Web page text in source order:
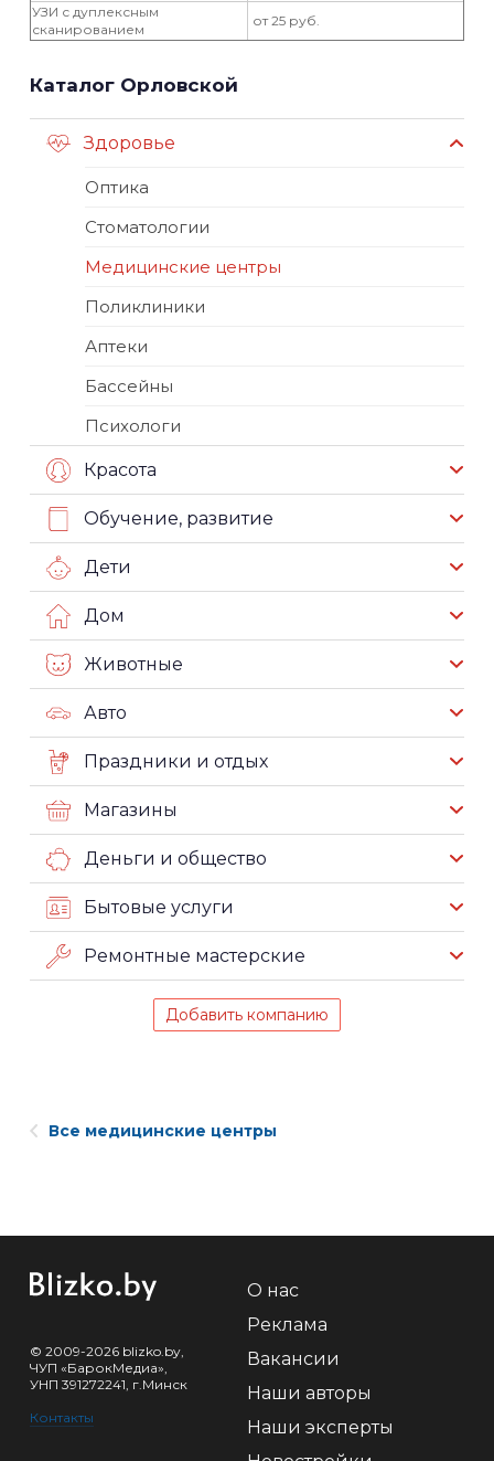
УЗИ с дуплексным
сканированием
от 25 руб.
Каталог Орловской
Здоровье
Оптика
Стоматологии
Медицинские центры
Поликлиники
Аптеки
Бассейны
Психологи
Красота
Обучение, развитие
Дети
Дом
Животные
Авто
Праздники и отдых
Магазины
Деньги и общество
Бытовые услуги
Ремонтные мастерские
Добавить компанию
Все медицинские центры
© 2009-2026 blizko.by,
ЧУП «БарокМедиа»,
УНП 391272241, г.Минск
Контакты
О нас
Реклама
Вакансии
Наши авторы
Наши эксперты